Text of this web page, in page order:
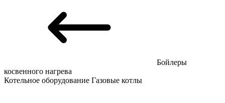
Бойлеры
косвенного нагрева
Котельное оборудование Газовые котлы